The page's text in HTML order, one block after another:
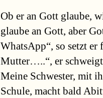
Ob er an Gott glaube,
glaube an Gott, aber
WhatsApp“, so setzt er
Mutter…..“, er
Meine Schwester, mit
Schule, macht bald